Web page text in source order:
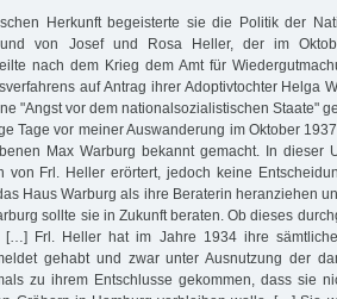
Herkunft begeisterte sie die Politik der
von Josef und Rosa Heller, der im
nach dem Krieg dem Amt für
auf Antrag ihrer Adoptivtochter Helga
"Angst vor dem nationalsozialistischen Staate"
Tage vor meiner Auswanderung im Oktober
Max Warburg bekannt gemacht. In dieser
von Frl. Heller erörtert, jedoch keine
Haus Warburg als ihre Beraterin heranziehen
sollte sie in Zukunft beraten. Ob dieses
[…] Frl. Heller hat im Jahre 1934 ihre
gehabt und zwar unter Ausnutzung der
zu ihrem Entschlusse gekommen, dass sie